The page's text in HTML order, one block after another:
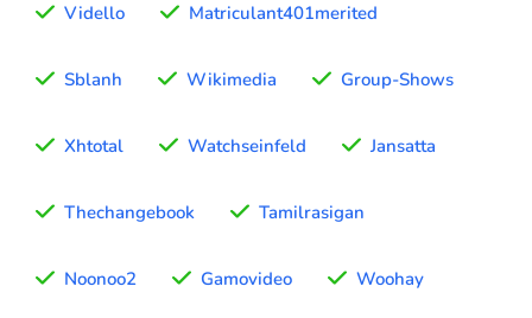
Vidello Matriculant401merited
Sblanh Wikimedia Group-Shows
Xhtotal Watchseinfeld Jansatta
Thechangebook Tamilrasigan
Noonoo2 Gamovideo Woohay